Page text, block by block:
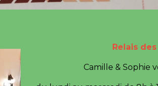
Relais
Camille & Sophie